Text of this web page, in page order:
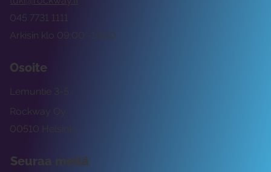
Arkisin klo 09:00 -15:00
045 7731 1111
Osoite
Rockway Oy
Lemuntie 3-5
00510 Helsinki
Seuraa meitä